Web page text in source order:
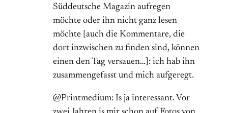
Süddeutsche Magazin aufregen
möchte oder ihn nicht ganz lesen
möchte [auch die Kommentare, die
dort inzwischen zu finden sind, können
einen den Tag versauen…]: ich hab ihn
zusammengefasst und mich aufgeregt.
@Printmedium: Is ja interessant. Vor